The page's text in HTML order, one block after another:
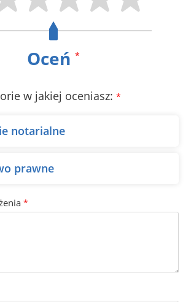
Oceń *
w jakiej oceniasz: *
notarialne
prawne
*